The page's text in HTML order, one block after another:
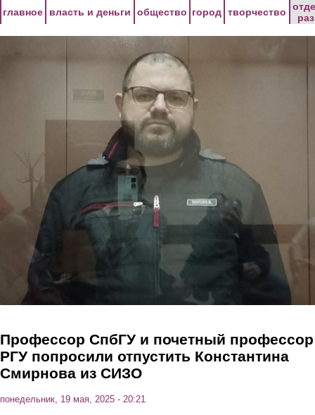
главное власть и деньги общество город творчество
Профессор СпбГУ и почетный профессор
РГУ попросили отпустить Константина
Смирнова из СИЗО
понедельник, 19 мая, 2025 - 20:21